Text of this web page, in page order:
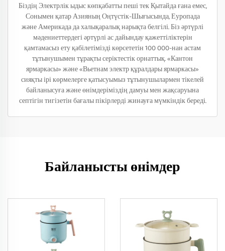
Біздің Электрлік ыдыс көпқабатты пеші тек Қытайда ғана емес,
Сонымен қатар Азияның Оңтүстік-Шығысында, Еуропада
және Америкада да халықаралық нарықта белгілі. Біз әртүрлі
мәдениеттердегі әртүрлі ас дайындау қажеттіліктерін
қамтамасыз ету қабілетімізді көрсететін 100 000-нан астам
тұтынушымен тұрақты серіктестік орнаттық. «Кантон
ярмаркасы» және «Вьетнам электр құралдары ярмаркасы»
сияқты ірі көрмелерге қатысуымыз тұтынушылармен тікелей
байланысуға және өнімдеріміздің дамуы мен жақсаруына
септігін тигізетін бағалы пікірлерді жинауға мүмкіндік береді.
Байланысты өнімдер